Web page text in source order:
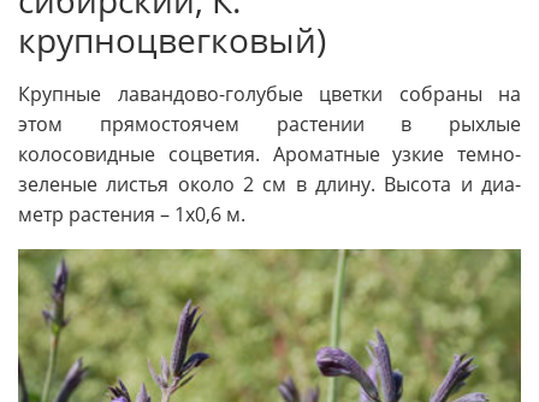
крупноцвегковый)
Крупные лавандово-голубые цветки собраны на
этом прямостоячем расте­нии в рыхлые
колосовидные соцветия. Ароматные узкие темно-
зеленые лис­тья около 2 см в длину. Высота и диа­
метр растения – 1х0,6 м.